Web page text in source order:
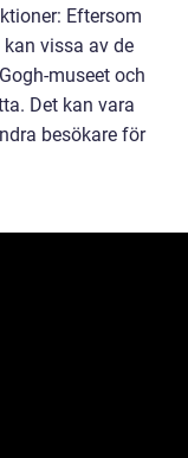
Eftersom
vissa av de
museet och
Det kan vara
besökare för